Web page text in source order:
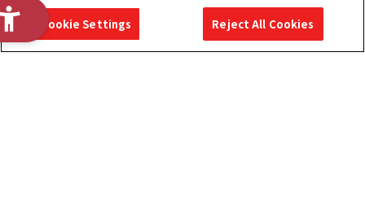
2028年度
ENTRY
MYPAGE
2027年度
MYPAGE
Cookie Settings Reject All Cookies